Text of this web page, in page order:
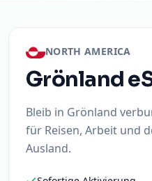
NORTH AMERICA
Grönland
Bleib in Grönland
für Reisen, Arbeit und
Ausland.